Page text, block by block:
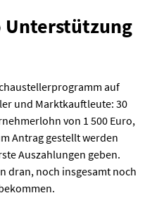
Unterstützung
auf
und Marktkauftleute: 30
von 1 500 Euro,
Antrag gestellt werden
Auszahlungen geben.
dran, noch insgesamt noch